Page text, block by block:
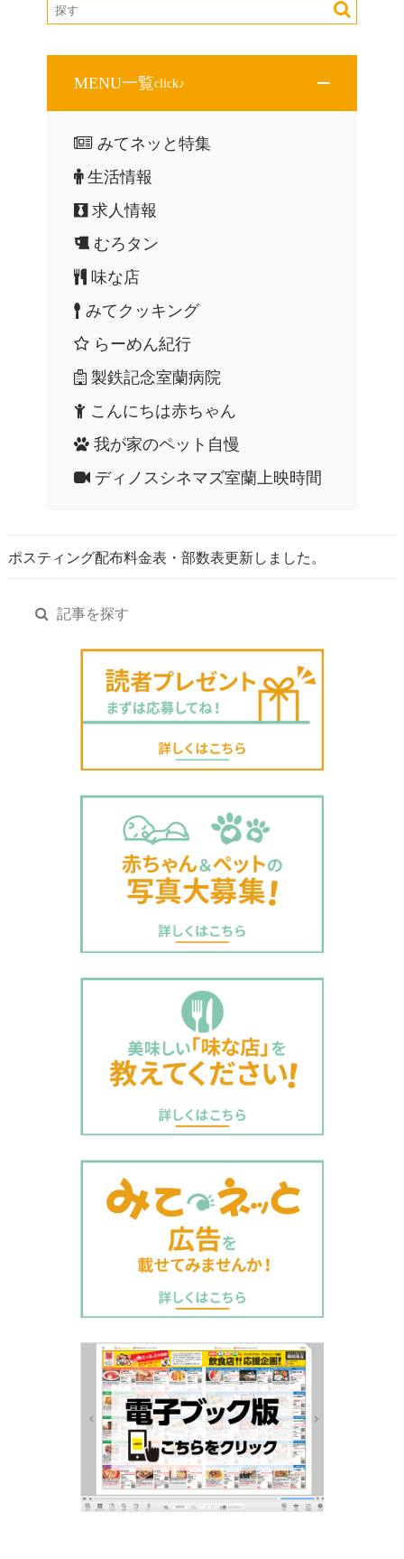
MENU一覧click♪
みてネッと特集
生活情報
求人情報
むろタン
味な店
みてクッキング
らーめん紀行
製鉄記念室蘭病院
こんにちは赤ちゃん
我が家のペット自慢
ディノスシネマズ室蘭上映時間
ポスティング配布料金表・部数表更新しました。
記事を探す